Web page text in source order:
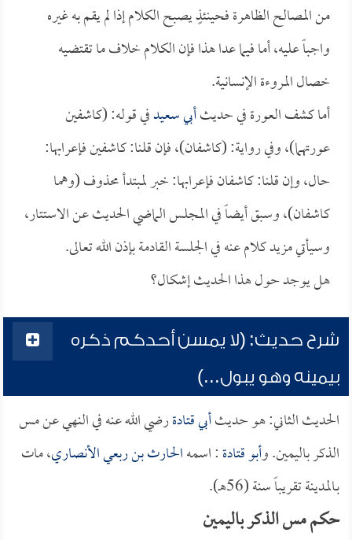
من المصالح الظاهرة فحينئذٍ يصبح الكلام إذا لم يقم به غيره
واجباً عليه، أما فيما عدا هذا فإن الكلام خلاف ما تقتضيه
خصال المروءة الإنسانية.
أما كشف العورة في حديثأبي سعيدفي قوله: (كاشفين
عورتهما)، وفي رواية: (كاشفان)، فإن قلنا: كاشفين فإعرابها:
حال، وإن قلنا: كاشفان فإعرابها: خبر لمبتدأ محذوف (وهما
كاشفان)، وسبق أيضاً في المجلس الماضي الحديث عن الاستتار،
وسيأتي مزيد كلام عنه في الجلسة القادمة بإذن الله تعالى.
هل يوجد حول هذا الحديث إشكال؟
شرح حديث: (لا يمسن أحدكم ذكره
بيمينه وهو يبول...)
الحديث الثاني: هو حديثأبي قتادةرضي الله عنه في النهي عن مس
الذكر باليمين. وأبو قتادة: اسمهالحارث بن ربعي الأنصاري، مات
بـالمدينة تقريباً سنة (56هـ).
حكم مس الذكر باليمين